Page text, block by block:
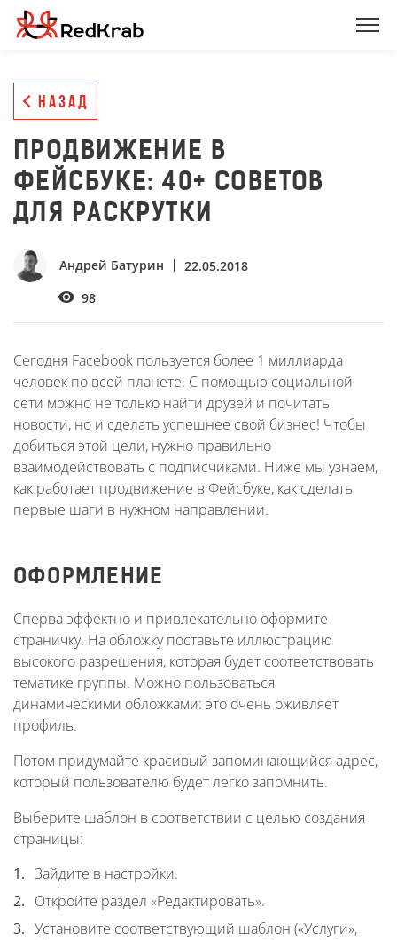
НАЗАД
ПРОДВИЖЕНИЕ В
ФЕЙСБУКЕ: 40+ СОВЕТОВ
ДЛЯ РАСКРУТКИ
Андрей Батурин
22.05.2018
98
Сегодня Facebook пользуется более 1 миллиарда
человек по всей планете. С помощью социальной
сети можно не только найти друзей и почитать
новости, но и сделать успешнее свой бизнес! Чтобы
добиться этой цели, нужно правильно
взаимодействовать с подписчиками. Ниже мы узнаем,
как работает продвижение в Фейсбуке, как сделать
первые шаги в нужном направлении.
ОФОРМЛЕНИЕ
Сперва эффектно и привлекательно оформите
страничку. На обложку поставьте иллюстрацию
высокого разрешения, которая будет соответствовать
тематике группы. Можно пользоваться
динамическими обложками: это очень оживляет
профиль.
Потом придумайте красивый запоминающийся адрес,
который пользователю будет легко запомнить.
Выберите шаблон в соответствии с целью создания
страницы:
Зайдите в настройки.
Откройте раздел «Редактировать».
Установите соответствующий шаблон («Услуги»,